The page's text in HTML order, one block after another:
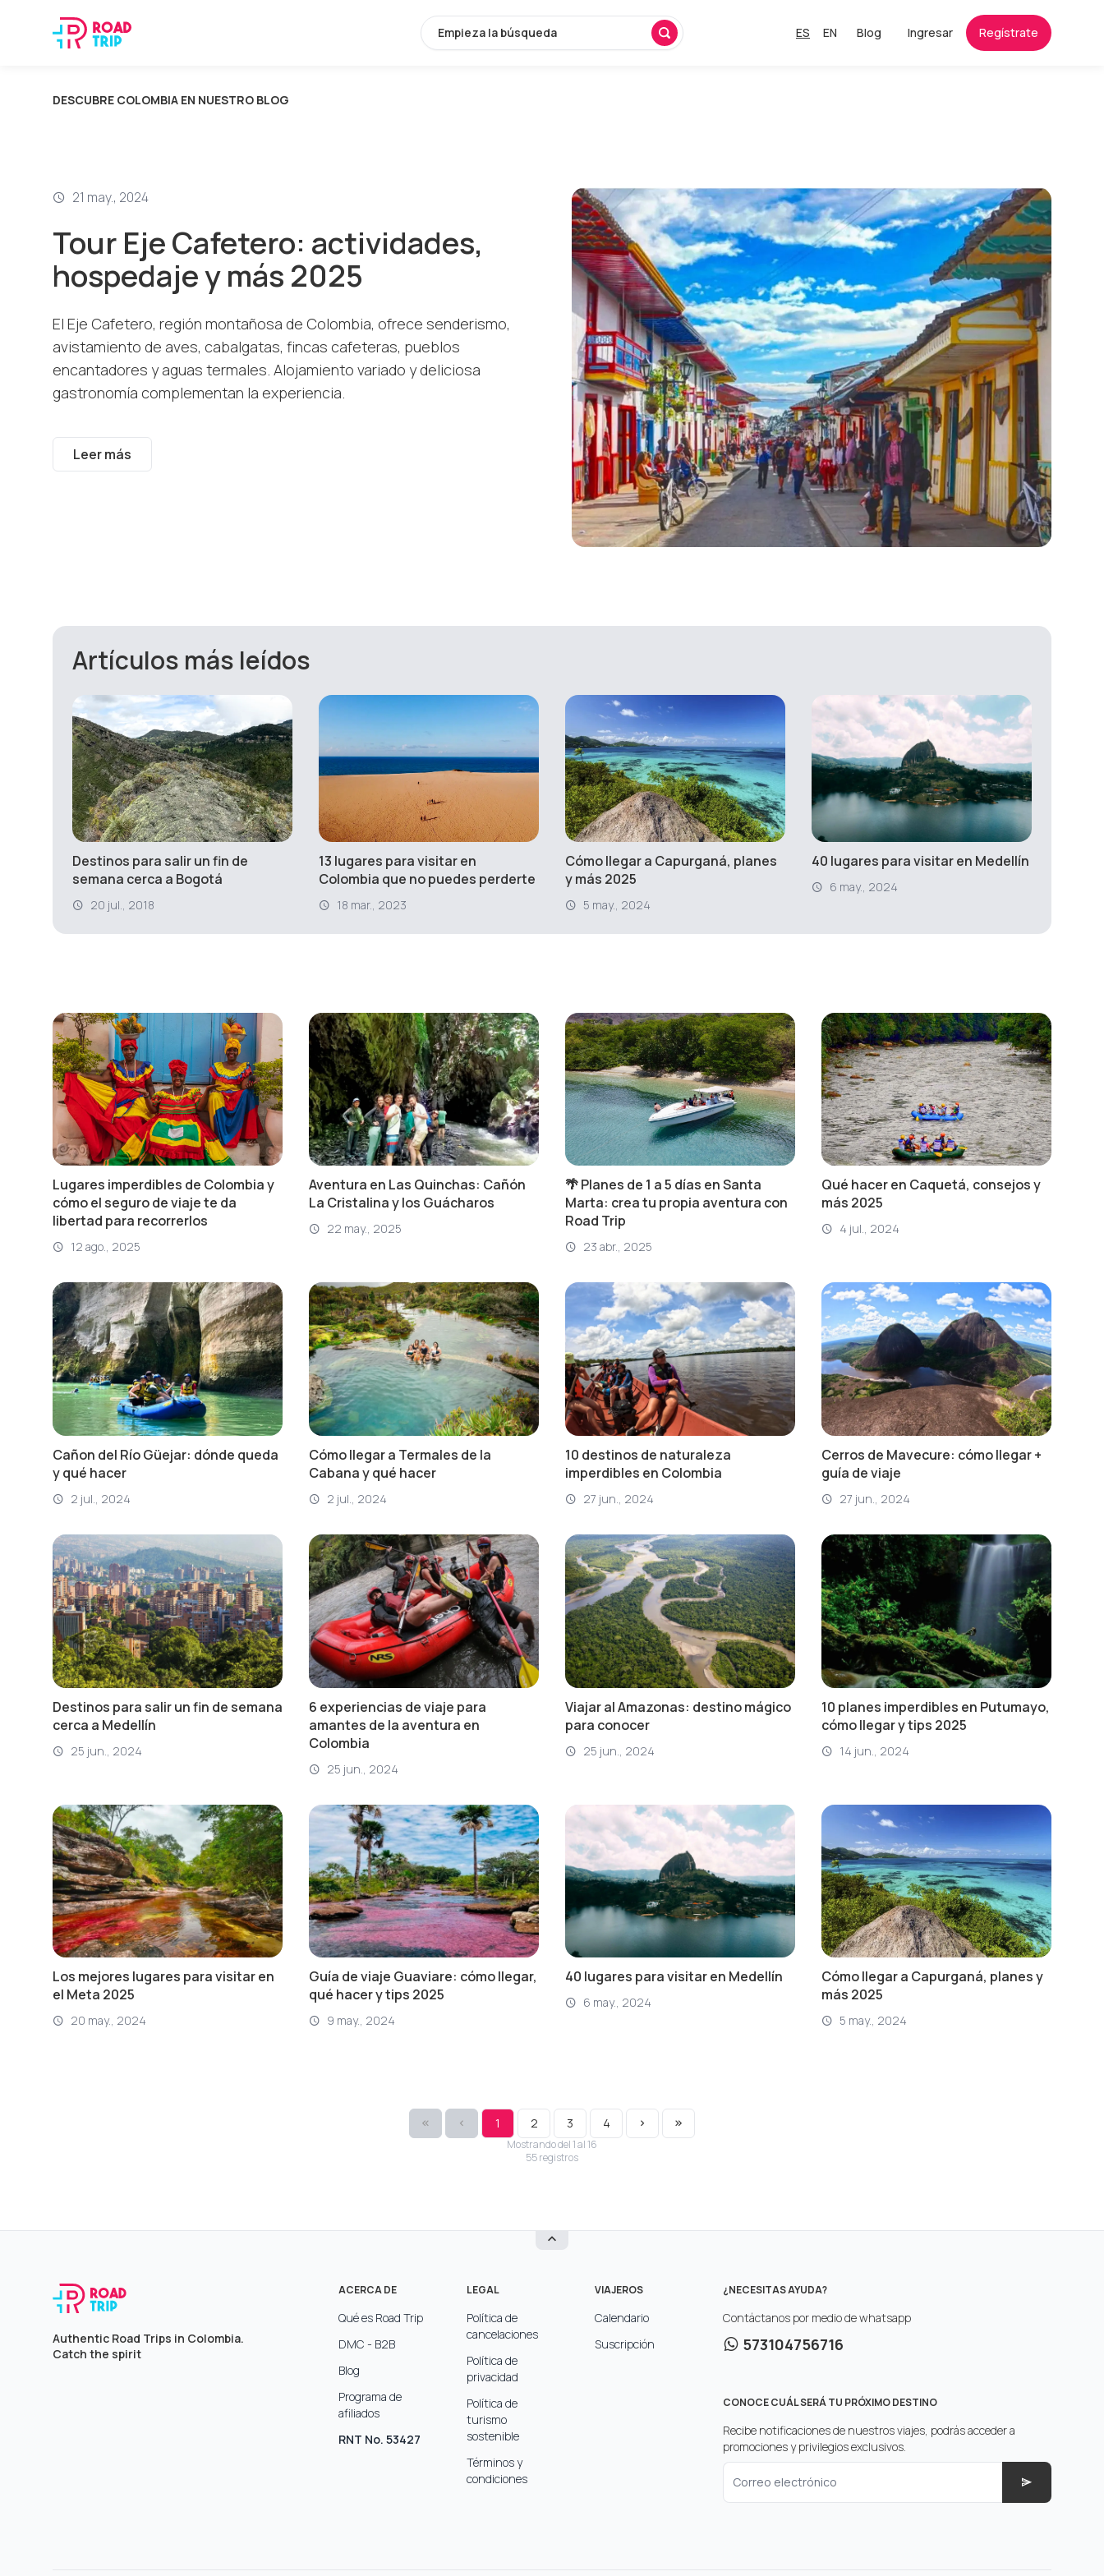
Empieza la búsqueda ES EN Blog Ingresar Regístrate
DESCUBRE COLOMBIA EN NUESTRO BLOG
21 may., 2024
Tour Eje Cafetero: actividades,
hospedaje y más 2025
El Eje Cafetero, región montañosa de Colombia, ofrece senderismo,
avistamiento de aves, cabalgatas, fincas cafeteras, pueblos
encantadores y aguas termales. Alojamiento variado y deliciosa
gastronomía complementan la experiencia.
Leer más
Artículos más leídos
Destinos para salir un fin de
semana cerca a Bogotá
20 jul., 2018
13 lugares para visitar en
Colombia que no puedes perderte
18 mar., 2023
Cómo llegar a Capurganá, planes
y más 2025
5 may., 2024
40 lugares para visitar en Medellín
6 may., 2024
Lugares imperdibles de Colombia y
cómo el seguro de viaje te da
libertad para recorrerlos
12 ago., 2025
Aventura en Las Quinchas: Cañón
La Cristalina y los Guácharos
22 may., 2025
🌴 Planes de 1 a 5 días en Santa
Marta: crea tu propia aventura con
Road Trip
23 abr., 2025
Qué hacer en Caquetá, consejos y
más 2025
4 jul., 2024
Cañon del Río Güejar: dónde queda
y qué hacer
2 jul., 2024
Cómo llegar a Termales de la
Cabana y qué hacer
2 jul., 2024
10 destinos de naturaleza
imperdibles en Colombia
27 jun., 2024
Cerros de Mavecure: cómo llegar +
guía de viaje
27 jun., 2024
Destinos para salir un fin de semana
cerca a Medellín
25 jun., 2024
6 experiencias de viaje para
amantes de la aventura en
Colombia
25 jun., 2024
Viajar al Amazonas: destino mágico
para conocer
25 jun., 2024
10 planes imperdibles en Putumayo,
cómo llegar y tips 2025
14 jun., 2024
Los mejores lugares para visitar en
el Meta 2025
20 may., 2024
Guía de viaje Guaviare: cómo llegar,
qué hacer y tips 2025
9 may., 2024
40 lugares para visitar en Medellín
6 may., 2024
Cómo llegar a Capurganá, planes y
más 2025
5 may., 2024
1 2 3 4
Mostrando del1al16
55registros
Authentic Road Trips in Colombia.
Catch the spirit
ACERCA DE
Qué es Road Trip
DMC - B2B
Blog
Programa de
afiliados
RNT No. 53427
LEGAL
Política de
cancelaciones
Política de
privacidad
Política de
turismo
sostenible
Términos y
condiciones
VIAJEROS
Calendario
Suscripción
¿NECESITAS AYUDA?
Contáctanos por medio de whatsapp
573104756716
CONOCE CUÁL SERÁ TU PRÓXIMO DESTINO
Recibe notificaciones de nuestros viajes, podrás acceder a
promociones y privilegios exclusivos.
Correo electrónico